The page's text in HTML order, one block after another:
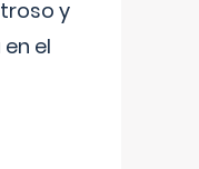
y
el